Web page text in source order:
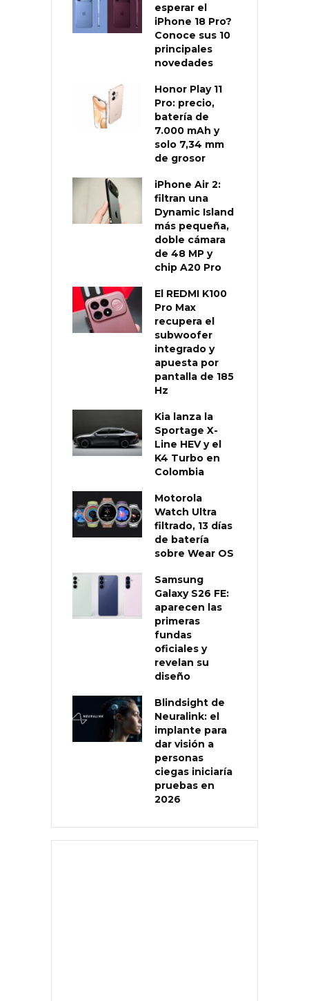
esperar el
iPhone 18 Pro?
Conoce sus 10
principales
novedades
Honor Play 11
Pro: precio,
batería de
7.000 mAh y
solo 7,34 mm
de grosor
iPhone Air 2:
filtran una
Dynamic Island
más pequeña,
doble cámara
de 48 MP y
chip A20 Pro
El REDMI K100
Pro Max
recupera el
subwoofer
integrado y
apuesta por
pantalla de 185
Hz
Kia lanza la
Sportage X-
Line HEV y el
K4 Turbo en
Colombia
Motorola
Watch Ultra
filtrado, 13 días
de batería
sobre Wear OS
Samsung
Galaxy S26 FE:
aparecen las
primeras
fundas
oficiales y
revelan su
diseño
Blindsight de
Neuralink: el
implante para
dar visión a
personas
ciegas iniciaría
pruebas en
2026